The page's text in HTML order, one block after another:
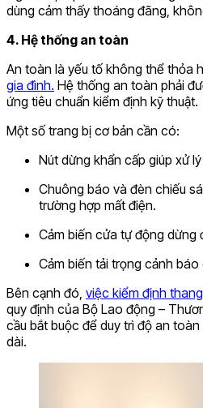
dùng cảm thấy thoáng đãng,
4. Hệ thống an toàn
An toàn là yếu tố không thể thỏa
gia đình. Hệ thống an toàn phải
ứng tiêu chuẩn kiểm định kỹ thuật.
Một số trang bị cơ bản cần có:
Nút dừng khẩn cấp giúp xử
Chuông báo và đèn chiếu
trường hợp mất điện.
Cảm biến cửa tự động dừng
Cảm biến tải trọng cảnh
Bên cạnh đó, việc kiểm định
quy định của Bộ Lao động –
cầu bắt buộc để duy trì độ an
dài.